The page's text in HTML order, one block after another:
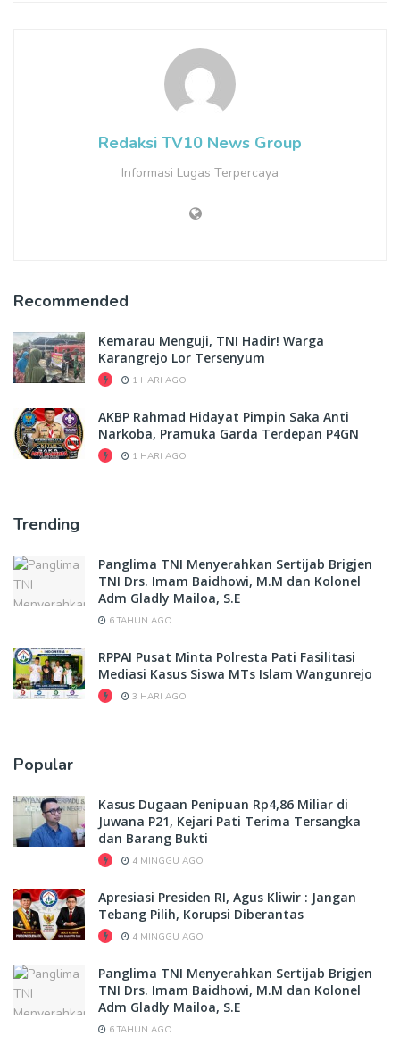
Redaksi TV10 News Group
Informasi Lugas Terpercaya
Recommended
Kemarau Menguji, TNI Hadir! Warga
Karangrejo Lor Tersenyum
1 HARI AGO
AKBP Rahmad Hidayat Pimpin Saka Anti
Narkoba, Pramuka Garda Terdepan P4GN
1 HARI AGO
Trending
Panglima TNI Menyerahkan Sertijab Brigjen
TNI Drs. Imam Baidhowi, M.M dan Kolonel
Adm Gladly Mailoa, S.E
6 TAHUN AGO
RPPAI Pusat Minta Polresta Pati Fasilitasi
Mediasi Kasus Siswa MTs Islam Wangunrejo
3 HARI AGO
Popular
Kasus Dugaan Penipuan Rp4,86 Miliar di
Juwana P21, Kejari Pati Terima Tersangka
dan Barang Bukti
4 MINGGU AGO
Apresiasi Presiden RI, Agus Kliwir : Jangan
Tebang Pilih, Korupsi Diberantas
4 MINGGU AGO
Panglima TNI Menyerahkan Sertijab Brigjen
TNI Drs. Imam Baidhowi, M.M dan Kolonel
Adm Gladly Mailoa, S.E
6 TAHUN AGO